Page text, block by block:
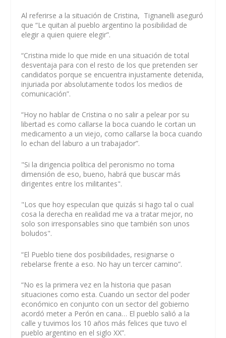
Al referirse a la situación de Cristina, Tignanelli aseguró
que “Le quitan al pueblo argentino la posibilidad de
elegir a quien quiere elegir”.
“Cristina mide lo que mide en una situación de total
desventaja para con el resto de los que pretenden ser
candidatos porque se encuentra injustamente detenida,
injuriada por absolutamente todos los medios de
comunicación”.
“Hoy no hablar de Cristina o no salir a pelear por su
libertad es como callarse la boca cuando le cortan un
medicamento a un viejo, como callarse la boca cuando
lo echan del laburo a un trabajador”.
"Si la dirigencia política del peronismo no toma
dimensión de eso, bueno, habrá que buscar más
dirigentes entre los militantes".
"Los que hoy especulan que quizás si hago tal o cual
cosa la derecha en realidad me va a tratar mejor, no
solo son irresponsables sino que también son unos
boludos".
“El Pueblo tiene dos posibilidades, resignarse o
rebelarse frente a eso. No hay un tercer camino”.
“No es la primera vez en la historia que pasan
situaciones como esta. Cuando un sector del poder
económico en conjunto con un sector del gobierno
acordó meter a Perón en cana… El pueblo salió a la
calle y tuvimos los 10 años más felices que tuvo el
pueblo argentino en el siglo XX”.